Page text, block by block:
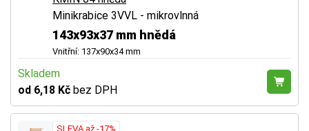
Minikrabice 3VVL - mikrovlnná
143x93x37 mm hnědá
Vnitřní: 137x90x34 mm
Skladem
od 6,18 Kč bez DPH
SLEVA až -17%